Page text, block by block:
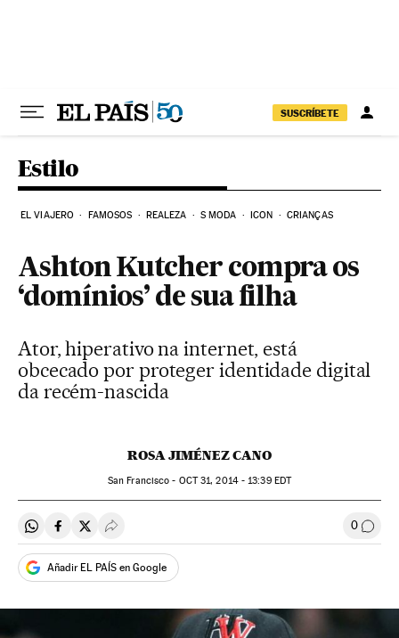
SUSCRÍBETE
Estilo
EL VIAJERO FAMOSOS REALEZA S MODA ICON CRIANÇAS
Ashton Kutcher compra os
‘domínios’ de sua filha
Ator, hiperativo na internet, está
obcecado por proteger identidade digital
da recém-nascida
ROSA JIMÉNEZ CANO
San Francisco - OCT31, 2014 - 13:39EDT
Compartir en Whatsapp
Compartir en Facebook
Compartir en Twitter
Desplegar Redes Sociales 0
Añadir EL PAÍS en Google